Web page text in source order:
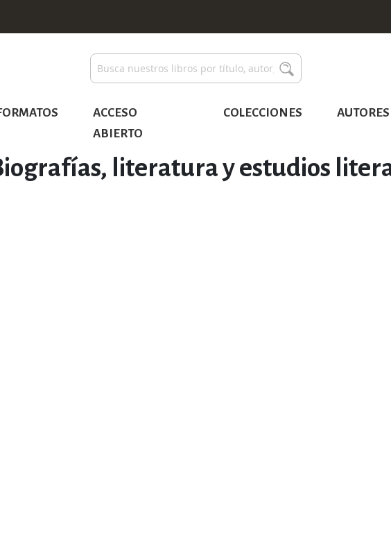
Buscar
ACCESO
ABIERTO
COLECCIONES AUTORES
literatura y estudios